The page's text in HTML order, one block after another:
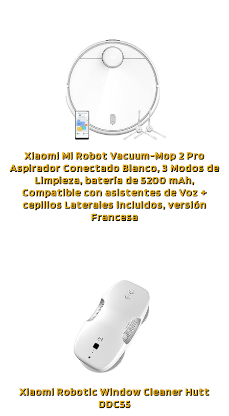
Xiaomi Mi Robot Vacuum-Mop 2 Pro
Aspirador Conectado Blanco, 3 Modos de
Limpieza, batería de 5200 mAh,
Compatible con asistentes de Voz +
cepillos Laterales incluidos, versión
Francesa
Xiaomi Robotic Window Cleaner Hutt
DDC55